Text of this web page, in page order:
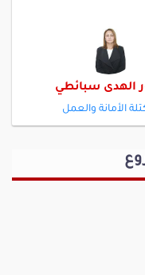
الهدى سبائطي
الأمانة والعمل